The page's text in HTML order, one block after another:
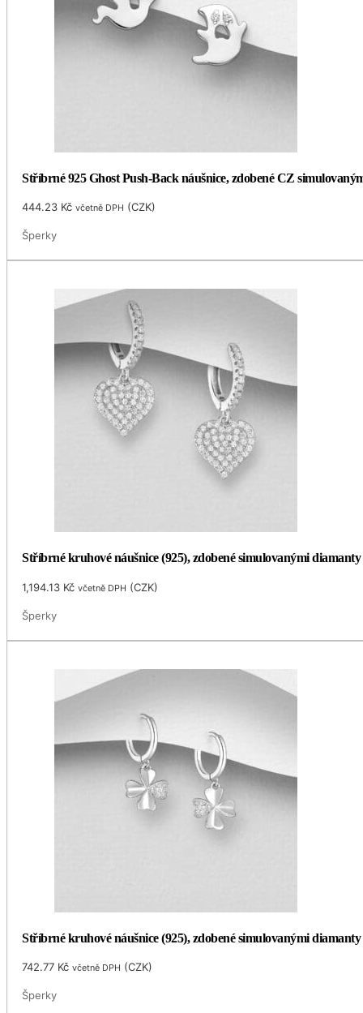
Stříbrné 925 Ghost Push-Back náušnice, zdobené CZ
444.23 Kč včetně DPH (CZK)
Šperky
Stříbrné kruhové náušnice (925), zdobené simulovanými
1,194.13 Kč včetně DPH (CZK)
Šperky
Stříbrné kruhové náušnice (925), zdobené simulovanými diamanty
742.77 Kč včetně DPH (CZK)
Šperky